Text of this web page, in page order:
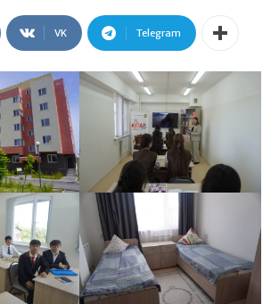
VK Telegram